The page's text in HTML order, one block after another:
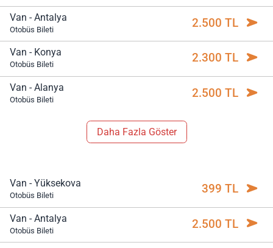
Van - Antalya
Otobüs Bileti 2.500 TL
Van - Konya
Otobüs Bileti 2.300 TL
Van - Alanya
Otobüs Bileti 2.500 TL
Daha Fazla Göster
Van - Yüksekova
Otobüs Bileti 399 TL
Van - Antalya
Otobüs Bileti 2.500 TL